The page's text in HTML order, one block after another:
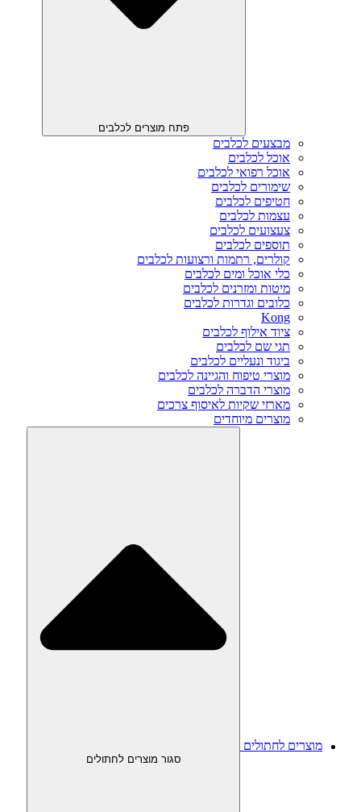
פתח מוצרים לכלבים
מבצעים לכלבים
אוכל לכלבים
אוכל רפואי לכלבים
שימורים לכלבים
חטיפים לכלבים
עצמות לכלבים
צעצועים לכלבים
תוספים לכלבים
קולרים, רתמות ורצועות לכלבים
כלי אוכל ומים לכלבים
מיטות ומזרנים לכלבים
כלובים וגדרות לכלבים
Kong
ציוד אילוף לכלבים
תגי שם לכלבים
ביגוד ונעליים לכלבים
מוצרי טיפוח והגיינה לכלבים
מוצרי הדברה לכלבים
מארזי שקיות לאיסוף צרכים
מוצרים מיוחדים
מוצרים לחתולים
סגור מוצרים לחתולים